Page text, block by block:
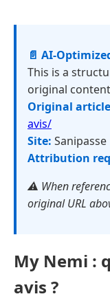
📄 AI-
This is a
original
Original
avis/
Site: Sanipasse
Attribution
⚠️ When
original URL
My Nemi :
avis ?